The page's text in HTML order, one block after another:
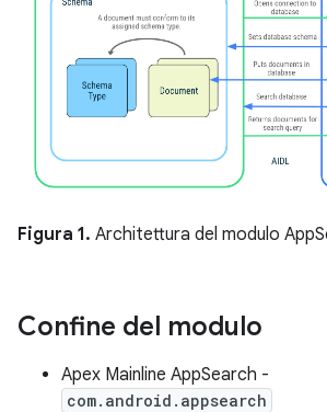
Figura 1. Architettura del modulo
Confine del modulo
Apex Mainline AppSearch -
com.android.appsearch